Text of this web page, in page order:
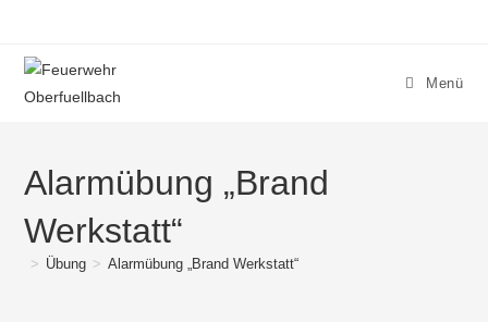
Menü
Alarmübung „Brand
Werkstatt“
> Übung > Alarmübung „Brand Werkstatt“